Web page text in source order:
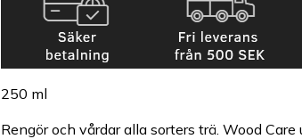
250 ml
Rengör och vårdar alla sorters trä. Wood